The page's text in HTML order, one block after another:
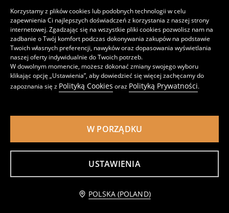
Korzystamy z plików cookies lub podobnych technologii w celu
zapewnienia Ci najlepszych doświadczeń z korzystania z naszej strony
internetowej. Zgadzając się na wszystkie pliki cookies pozwolisz nam na
zadbanie o Twój komfort podczas dokonywania zakupów na podstawie
Twoich własnych preferencji, nawyków oraz dopasowania wyświetlania
naszej oferty indywidualnie do Twoich potrzeb.
W dowolnym momencie, możesz dokonać zmiany swojego wyboru
klikając opcję „Ustawienia”, aby dowiedzieć się więcej zachęcamy do
zapoznania się z Polityką Cookies oraz Polityką Prywatności.
USTAWIENIA
W PORZĄDKU
POLSKA (POLAND)
Sukienka w panterkę na ramiączkach
98 - 140
opinie (21)
35,99 PLN
Sukienka
98 - 140
opinie (78)
15 ,99 PLN